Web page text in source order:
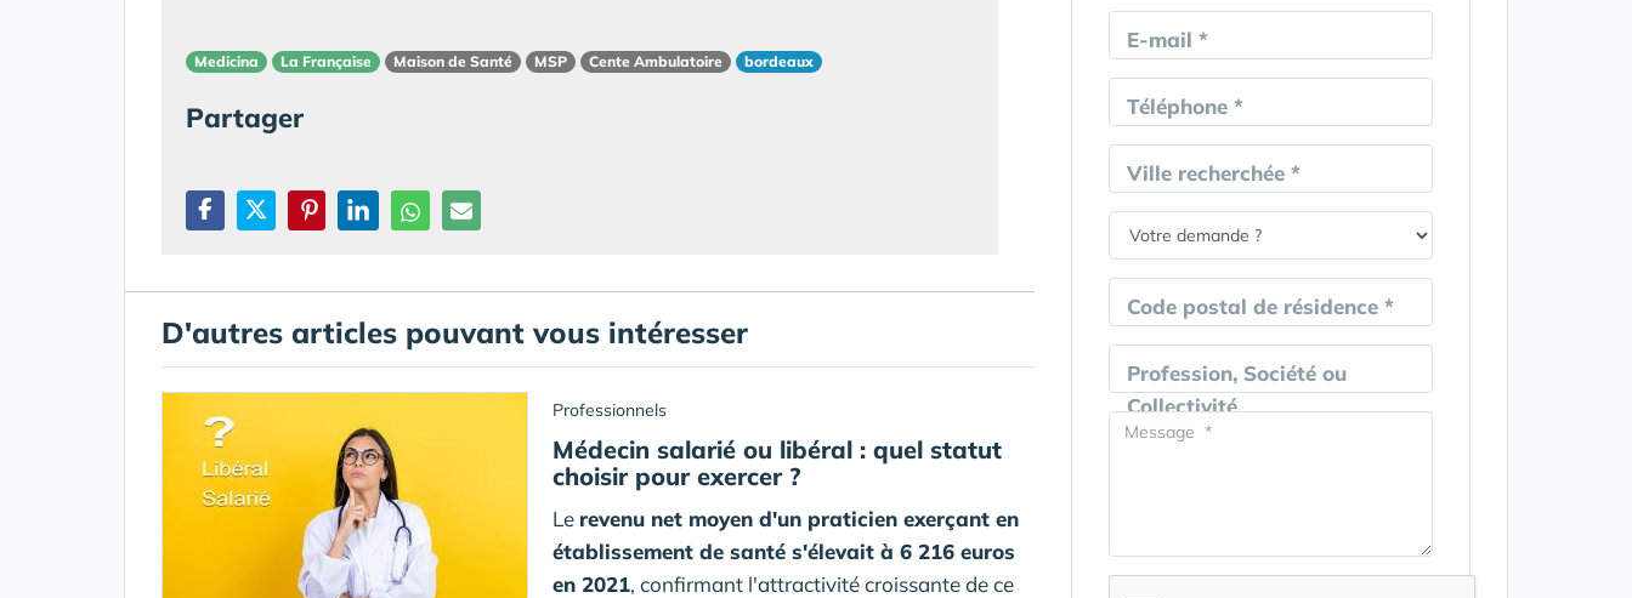
Medicina La Française Maison de Santé MSP Cente Ambulatoire bordeaux
Partager
D'autres articles pouvant vous intéresser
Professionnels
Médecin salarié ou libéral : quel statut
choisir pour exercer ?
Le revenu net moyen d'un praticien exerçant en
établissement de santé s'élevait à 6 216 euros
en 2021, confirmant l'attractivité croissante de ce
E-mail *
Téléphone *
Ville recherchée *
Code postal de résidence *
Profession, Société ou
Collectivité